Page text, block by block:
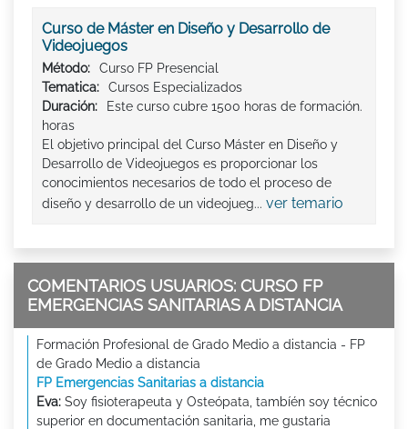
Curso de Máster en Diseño y Desarrollo de
Videojuegos
Método:
Curso FP Presencial
Tematica:
Cursos Especializados
Duración:
Este curso cubre 1500 horas de formación.
horas
El objetivo principal del Curso Máster en Diseño y
Desarrollo de Videojuegos es proporcionar los
conocimientos necesarios de todo el proceso de
diseño y desarrollo de un videojueg... ver temario
COMENTARIOS USUARIOS: CURSO FP
EMERGENCIAS SANITARIAS A DISTANCIA
Formación Profesional de Grado Medio a distancia - FP
de Grado Medio a distancia
FP Emergencias Sanitarias a distancia
Eva: Soy fisioterapeuta y Osteópata, tambíén soy técnico
superior en documentación sanitaria, me gustaria